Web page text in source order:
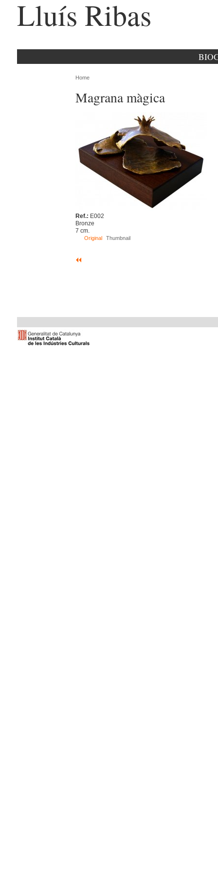
Lluís Ribas
Home
Magrana màgica
Ref.: E002
Bronze
7 cm.
Original Thumbnail